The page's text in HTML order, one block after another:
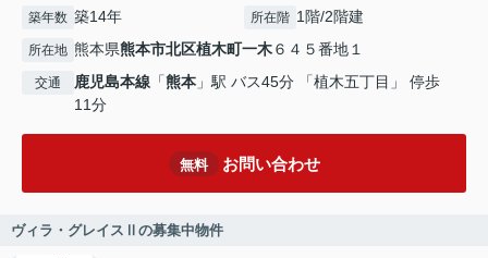
築年数 築14年 所在階 1階/2階建
所在地 熊本県熊本市北区植木町一木６４５番地１
交通 鹿児島本線 「熊本 」駅 バス45分 「植木五丁目」 停歩
11分
無料 お問い合わせ
ヴィラ・グレイスⅡの募集中物件